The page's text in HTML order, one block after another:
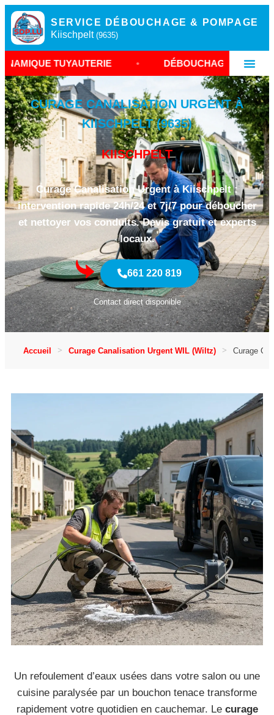
SERVICE DÉBOUCHAGE & POMPAGE
Kiischpelt (9635)
• DÉBOUCHAGE CANALISATION
CURAGE CANALISATION URGENT À
KIISCHPELT (9635)
KIISCHPELT
Curage Canalisation Urgent à Kiischpelt :
intervention rapide 24h/24 et 7j/7 pour déboucher
et nettoyer vos conduits. Devis gratuit et experts
locaux.
661 220 819
Contact direct disponible
Accueil Curage Canalisation Urgent WIL (Wiltz) Curage
Un refoulement d’eaux usées dans votre salon ou une
cuisine paralysée par un bouchon tenace transforme
rapidement votre quotidien en cauchemar. Le curage